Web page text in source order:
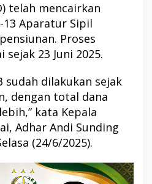
telah mencairkan
Aparatur Sipil
Proses
23 Juni 2025.
sudah dilakukan sejak
dengan total dana
kata Kepala
Adhar Andi Sunding
(24/6/2025).